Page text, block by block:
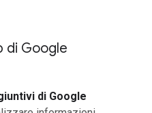
di Google
di Google